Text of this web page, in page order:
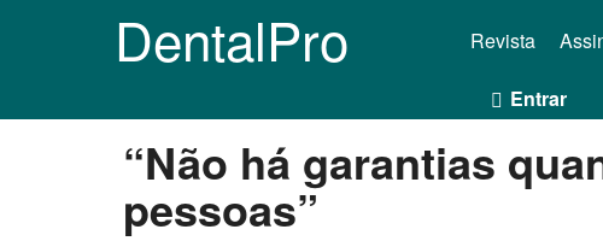
DentalPro Revista
Entrar
“Não há garantias
pessoas”